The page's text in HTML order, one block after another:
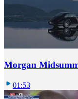
Morgan
01:53